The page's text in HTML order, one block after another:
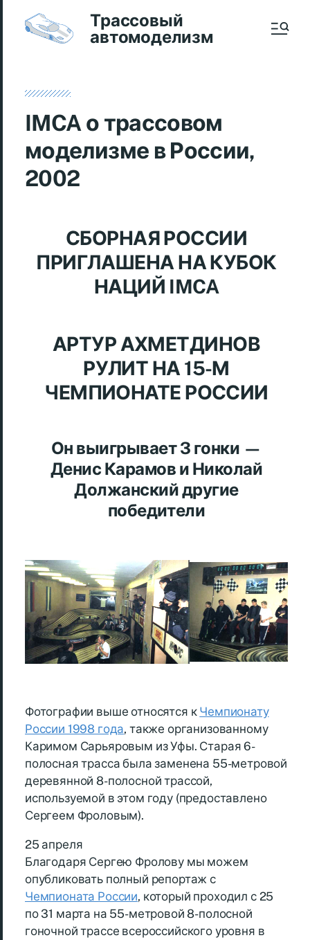
Трассовый
автомоделизм
IMCA о трассовом
моделизме в России,
2002
СБОРНАЯ РОССИИ
ПРИГЛАШЕНА НА КУБОК
НАЦИЙ IMCA
АРТУР АХМЕТДИНОВ
РУЛИТ НА 15-М
ЧЕМПИОНАТЕ РОССИИ
Он выигрывает 3 гонки —
Денис Карамов и Николай
Должанский другие
победители
Фотографии выше относятся к Чемпионату
России 1998 года, также организованному
Каримом Сарьяровым из Уфы. Старая 6-
полосная трасса была заменена 55-метровой
деревянной 8-полосной трассой,
используемой в этом году (предоставлено
Сергеем Фроловым).
25 апреля
Благодаря Сергею Фролову мы можем
опубликовать полный репортаж с
Чемпионата России, который проходил с 25
по 31 марта на 55-метровой 8-полосной
гоночной трассе всероссийского уровня в